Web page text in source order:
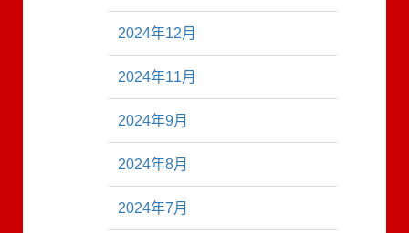
2024年12月
2024年11月
2024年9月
2024年8月
2024年7月